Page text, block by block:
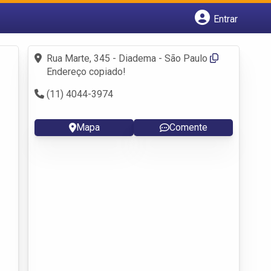
Entrar
Fazer login
Criar conta
Rua Marte, 345 - Diadema - São Paulo
Endereço copiado!
(11) 4044-3974
Mapa Comente